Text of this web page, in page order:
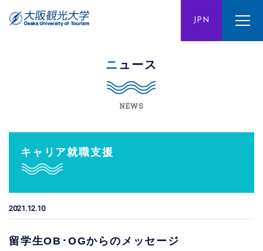
JPN
ENG CHN
ニュース
NEWS
キャリア就職支援
2021.12.10
留学生OB･OGからのメッセージ